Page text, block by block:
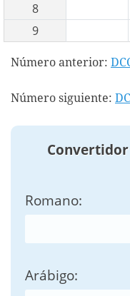
8
9
Número anterior:
Número siguiente:
Convertidor
Romano:
Arábigo: